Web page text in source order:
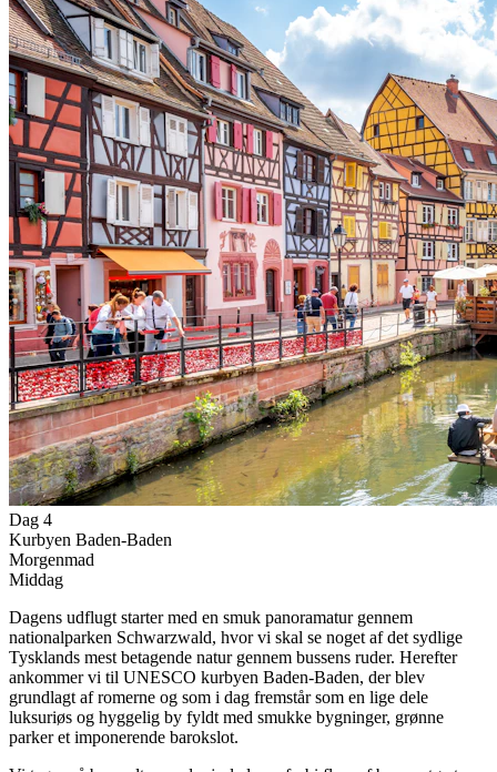
Dag 4
Kurbyen Baden-Baden
Morgenmad
Middag
Dagens udflugt starter med en smuk panoramatur gennem
nationalparken Schwarzwald, hvor vi skal se noget af det sydlige
Tysklands mest betagende natur gennem bussens ruder. Herefter
ankommer vi til UNESCO kurbyen Baden-Baden, der blev
grundlagt af romerne og som i dag fremstår som en lige dele
luksuriøs og hyggelig by fyldt med smukke bygninger, grønne
parker et imponerende barokslot.